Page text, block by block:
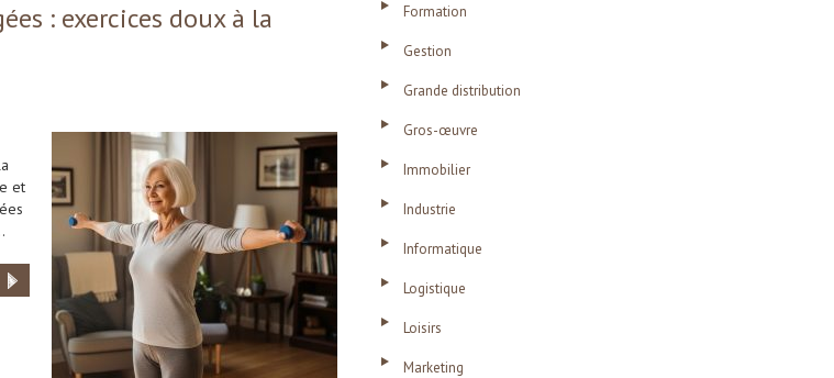
: exercices doux à la
et
Formation
Gestion
Grande distribution
Gros-œuvre
Immobilier
Industrie
Informatique
Logistique
Loisirs
Marketing